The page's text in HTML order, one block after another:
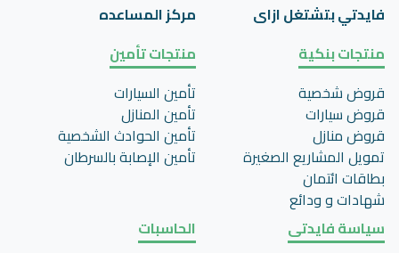
فايدتي بتشتغل ازاى
مركز المساعده
منتجات بنكية
قروض شخصية
قروض سيارات
قروض منازل
تمويل المشاريع الصغيرة
بطاقات ائتمان
شهادات و ودائع
منتجات تأمين
تأمين السيارات
تأمين المنازل
تأمين الحوادث الشخصية
تأمين اﻹصابة بالسرطان
سياسة فايدتى
الحاسبات